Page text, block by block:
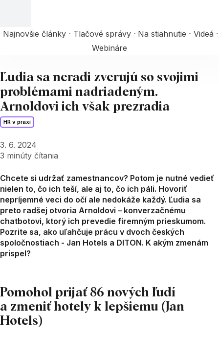
Najnovšie články Tlačové správy Na stiahnutie
Videá
Webináre
Ľudia sa neradi zverujú so svojimi
problémami nadriadeným.
Arnoldovi ich však prezradia
HR v praxi
3. 6. 2024
3 minúty čítania
Chcete si udržať zamestnancov? Potom je nutné vedieť
nielen to, čo ich teší, ale aj to, čo ich páli. Hovoriť
nepríjemné veci do očí ale nedokáže každý. Ľudia sa
preto radšej otvoria Arnoldovi – konverzačnému
chatbotovi, ktorý ich prevedie firemným prieskumom.
Pozrite sa, ako uľahčuje prácu v dvoch českých
spoločnostiach - Jan Hotels a DITON. K akým zmenám
prispel?
Pomohol prijať 86 nových ľudí
a zmeniť hotely k lepšiemu (Jan
Hotels)